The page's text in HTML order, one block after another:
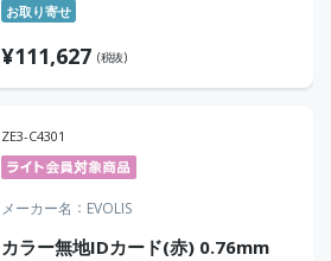
お取り寄せ
¥111,627 (税抜)
ZE3-C4301
メーカー名 EVOLIS
カラー無地IDカード(赤) 0.76mm